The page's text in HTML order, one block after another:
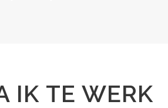
IK TE WERK